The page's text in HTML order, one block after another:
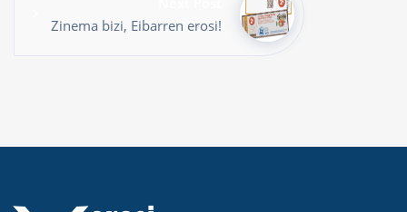
Zinema bizi, Eibarren erosi!